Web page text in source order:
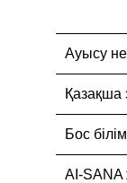
Ауысу
Қазақша
Бос
AI-SANA